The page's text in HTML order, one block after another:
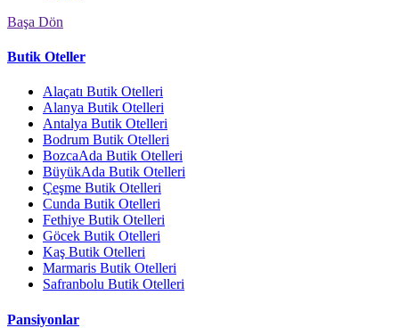
Başa Dön
Butik Oteller
Alaçatı Butik Otelleri
Alanya Butik Otelleri
Antalya Butik Otelleri
Bodrum Butik Otelleri
BozcaAda Butik Otelleri
BüyükAda Butik Otelleri
Çeşme Butik Otelleri
Cunda Butik Otelleri
Fethiye Butik Otelleri
Göcek Butik Otelleri
Kaş Butik Otelleri
Marmaris Butik Otelleri
Safranbolu Butik Otelleri
Pansiyonlar